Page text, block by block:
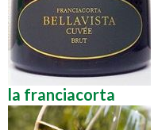
la franciacorta